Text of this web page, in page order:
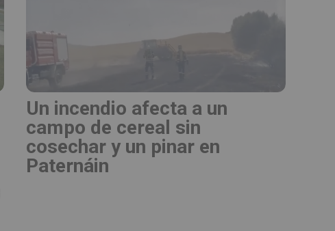
Un incendio afecta a un
campo de cereal sin
cosechar y un pinar en
Paternáin